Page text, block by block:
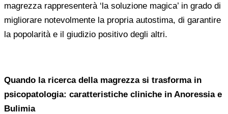
magrezza rappresenterà ‘la soluzione magica’ in grado di
migliorare notevolmente la propria autostima, di garantire
la popolarità e il giudizio positivo degli altri.
Quando la ricerca della magrezza si trasforma in
psicopatologia: caratteristiche cliniche in Anoressia e
Bulimia